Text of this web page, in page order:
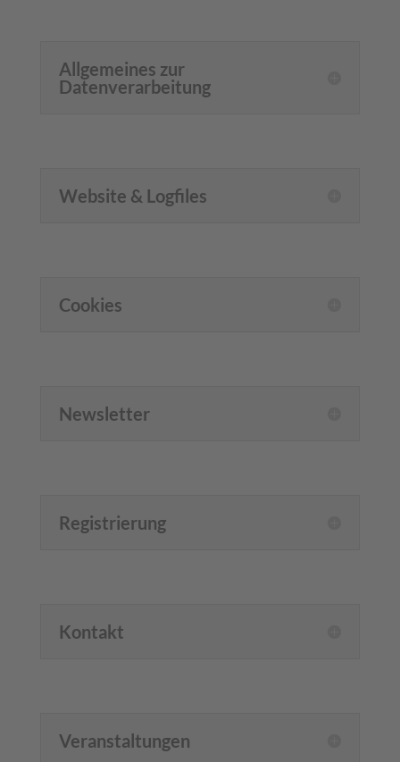
Allgemeines zur
Datenverarbeitung
Website & Logfiles
Cookies
Newsletter
Registrierung
Kontakt
Veranstaltungen